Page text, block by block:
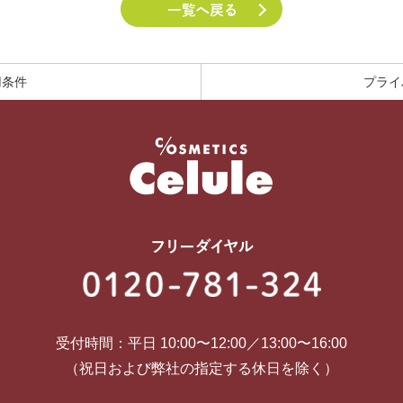
件 プラ
受付時間：平日 10:00〜12:00／13:00〜16:00
（祝日および弊社の指定する休日を除く）